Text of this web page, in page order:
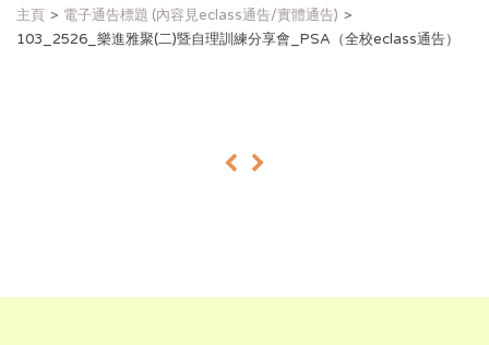
主頁
電子通告標題 (內容見eclass通告/實體通告)
103_2526_樂進雅聚(二)暨自理訓練分享會_PSA（全校eclass通告）
« »